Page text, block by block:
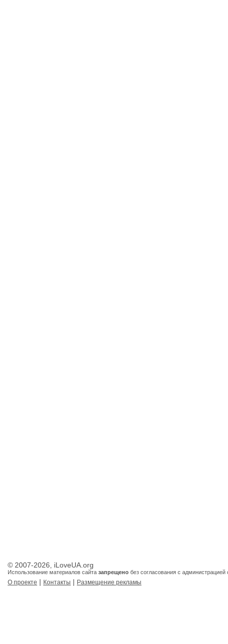
© 2007-2026, iLoveUA.org
Использование материалов сайта запрещено без согласования с администрацией
О проекте | Контакты | Размещение рекламы